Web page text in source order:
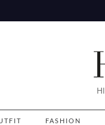
FASHION